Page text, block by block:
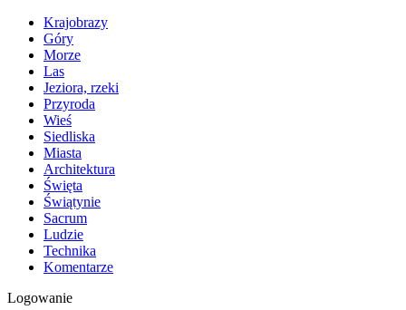
Krajobrazy
Góry
Morze
Las
Jeziora, rzeki
Przyroda
Wieś
Siedliska
Miasta
Architektura
Święta
Świątynie
Sacrum
Ludzie
Technika
Komentarze
Logowanie